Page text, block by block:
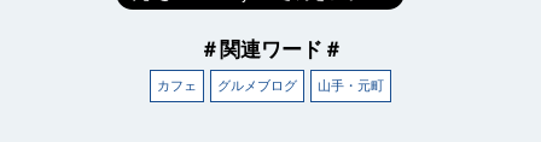
＃関連ワード＃
カフェ グルメブログ 山手・元町